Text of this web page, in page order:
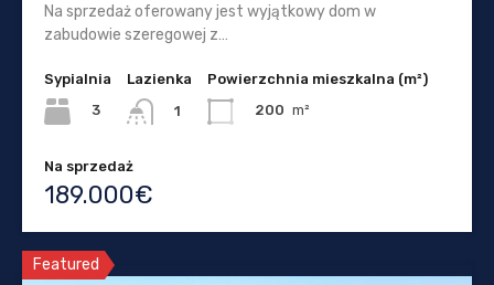
Na sprzedaż oferowany jest wyjątkowy dom w
zabudowie szeregowej z…
Sypialnia
3
Lazienka
1
Powierzchnia mieszkalna (m²)
200 m²
Na sprzedaż
189.000€
Featured